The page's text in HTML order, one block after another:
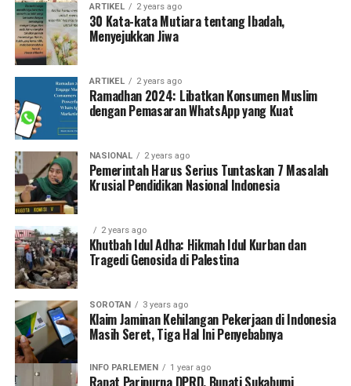
ARTIKEL 2 years ago
30 Kata-kata Mutiara tentang Ibadah,
Menyejukkan Jiwa
ARTIKEL 2 years ago
Ramadhan 2024: Libatkan Konsumen Muslim
dengan Pemasaran WhatsApp yang Kuat
NASIONAL 2 years ago
Pemerintah Harus Serius Tuntaskan 7 Masalah
Krusial Pendidikan Nasional Indonesia
2 years ago
Khutbah Idul Adha: Hikmah Idul Kurban dan
Tragedi Genosida di Palestina
SOROTAN 3 years ago
Klaim Jaminan Kehilangan Pekerjaan di Indonesia
Masih Seret, Tiga Hal Ini Penyebabnya
INFO PARLEMEN 1 year ago
Rapat Paripurna DPRD, Bupati Sukabumi